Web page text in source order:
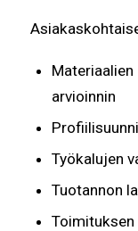
arvioinnin
Työkalujen
Tuotannon